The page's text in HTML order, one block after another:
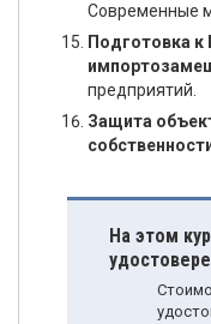
Современные
Подготовка к
предприятий.
Защита
На этом